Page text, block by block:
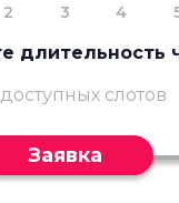
2 3 4
длительность
слотов
Заявка